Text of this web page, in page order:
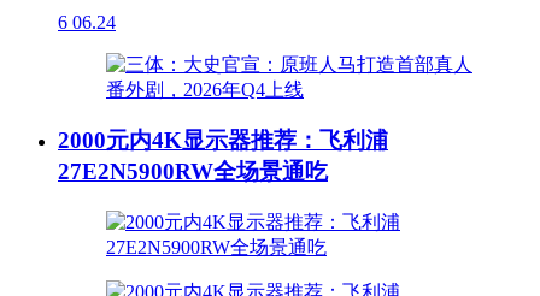
6 06.24
2000元内4K显示器推荐：飞利浦
27E2N5900RW全场景通吃